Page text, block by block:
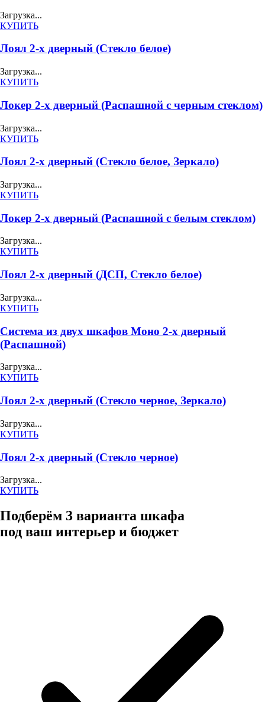
Загрузка...
КУПИТЬ
Лоял 2-х дверный (Стекло белое)
Загрузка...
КУПИТЬ
Локер 2-х дверный (Распашной с черным стеклом)
Загрузка...
КУПИТЬ
Лоял 2-х дверный (Стекло белое, Зеркало)
Загрузка...
КУПИТЬ
Локер 2-х дверный (Распашной с белым стеклом)
Загрузка...
КУПИТЬ
Лоял 2-х дверный (ДСП, Стекло белое)
Загрузка...
КУПИТЬ
Система из двух шкафов Моно 2-х дверный
(Распашной)
Загрузка...
КУПИТЬ
Лоял 2-х дверный (Стекло черное, Зеркало)
Загрузка...
КУПИТЬ
Лоял 2-х дверный (Стекло черное)
Загрузка...
КУПИТЬ
Подберём 3 варианта шкафа
под ваш интерьер и бюджет